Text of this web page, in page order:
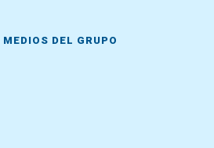
MEDIOS DEL GRUPO